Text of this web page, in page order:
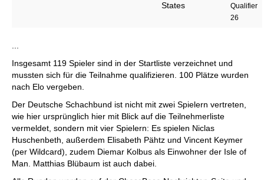
States
Qualifier
26
Insgesamt 119 Spieler sind in der Startliste verzeichnet und
mussten sich für die Teilnahme qualifizieren. 100 Plätze wurden
nach Elo vergeben.
Der Deutsche Schachbund ist nicht mit zwei Spielern vertreten,
wie hier ursprünglich hier mit Blick auf die Teilnehmerliste
vermeldet, sondern mit vier Spielern: Es spielen Niclas
Huschenbeth, außerdem Elisabeth Pähtz und Vincent Keymer
(per Wildcard), zudem Diemar Kolbus als Einwohner der Isle of
Man. Matthias Blübaum ist auch dabei.